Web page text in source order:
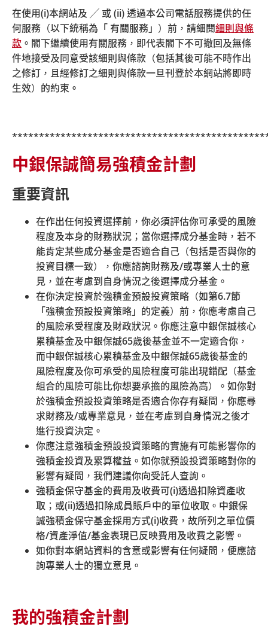
在使用(i)本網站及 ╱ 或 (ii) 透過本公司電話服務提供的任
何服務（以下統稱為「 有關服務」）前，請細閱細則與條
款 。閣下繼續使用有關服務，即代表閣下不可撤回及無條
件地接受及同意受該細則與條款（包括其後可能不時作出
之修訂，且經修訂之細則與條款一旦刊登於本網站將即時
生效）的約束 。
中銀保誠簡易強積金計劃
重要資訊
在作出任何投資選擇前，你必須評估你可承受的風險
程度及本身的財務狀況；當你選擇成分基金時，若不
能肯定某些成分基金是否適合自己（包括是否與你的
投資目標一致），你應諮詢財務及/或專業人士的意
見，並在考慮到自身情況之後選擇成分基金。
在你決定投資於強積金預設投資策略（如第6.7節
「強積金預設投資策略」的定義）前，你應考慮自己
的風險承受程度及財政狀況。你應注意中銀保誠核心
累積基金及中銀保誠65歲後基金並不一定適合你，
而中銀保誠核心累積基金及中銀保誠65歲後基金的
風險程度及你可承受的風險程度可能出現錯配（基金
組合的風險可能比你想要承擔的風險為高）。如你對
於強積金預設投資策略是否適合你存有疑問，你應尋
求財務及/或專業意見，並在考慮到自身情況之後才
進行投資決定。
你應注意強積金預設投資策略的實施有可能影響你的
強積金投資及累算權益。如你就預設投資策略對你的
影響有疑問，我們建議你向受託人查詢。
強積金保守基金的費用及收費可(i)透過扣除資產收
取；或(ii)透過扣除成員賬戶中的單位收取。中銀保
誠強積金保守基金採用方式(i)收費，故所列之單位價
格/資產淨值/基金表現已反映費用及收費之影響。
如你對本網站資料的含意或影響有任何疑問，便應諮
詢專業人士的獨立意見。
我的強積金計劃
本主要計劃資料文件提供有關中銀保誠簡易強積金計劃
（「簡易強積金計劃」）的主要資料，屬於要約文件的一部
分。你不應單憑本文件的內容作出投資決定。有關簡易強積
金計劃的詳情，請參閱簡易強積金計劃的強積金計劃說明書
及信託契約。上述文件可透過以下網站參閱:https://www.
bocpt.com/homepage/en/easy-choice-mpf/easy-choic